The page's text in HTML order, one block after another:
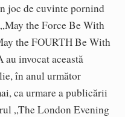
joc de cuvinte pornind
the Force Be With
the FOURTH Be With
invocat această
în anul următor
ca urmare a publicării
„The London Evening